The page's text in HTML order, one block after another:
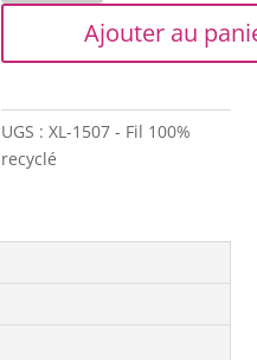
Trapilho
Bobine
-
Corail
Ajouter au
UGS :XL-1507 - Fil 100%
recyclé